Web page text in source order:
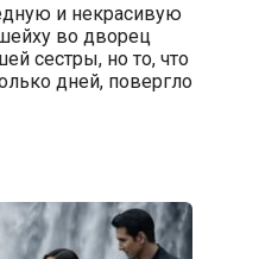
и некрасивую
во дворец
сестры, но то, что
дней, повергло